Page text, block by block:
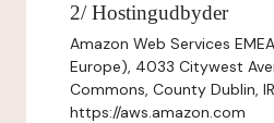
2/ Hostingudbyder
Amazon Web Services
Europe), 4033 Citywest
Commons, County Dublin,
https://aws.amazon.com